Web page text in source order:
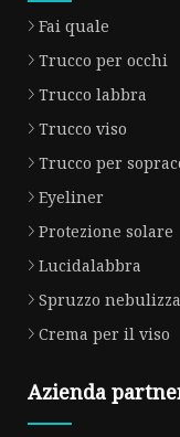
Fai quale
Trucco per occhi
Trucco labbra
Trucco viso
Trucco per
Eyeliner
Protezione solare
Lucidalabbra
Spruzzo
Crema per il viso
Azienda